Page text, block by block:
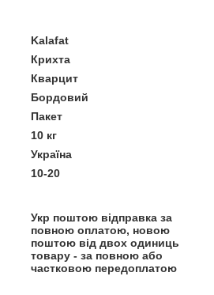
Kalafat
Крихта
Кварцит
Бордовий
Пакет
10 кг
Україна
10-20
Укр поштою відправка за
повною оплатою, новою
поштою від двох одиниць
товару - за повною або
частковою передоплатою